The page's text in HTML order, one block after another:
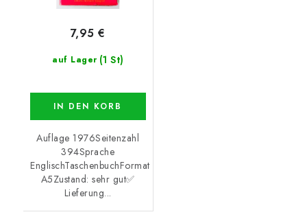
auf Lager (1 St)
7,95 €
IN DEN KORB
Auflage 1976Seitenzahl
394Sprache
EnglischTaschenbuchFormat
A5Zustand: sehr gut✅
Lieferung...